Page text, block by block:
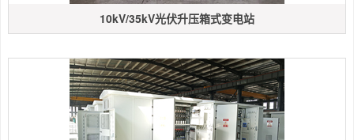
10kV/35kV光伏升压箱式变电站